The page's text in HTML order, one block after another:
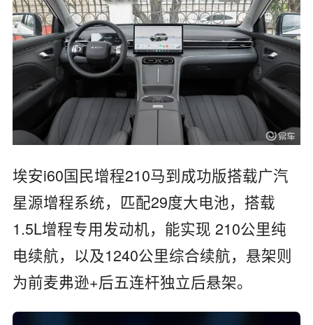
埃安i60国民增程210马到成功版搭载广汽
星源增程系统，匹配29度大电池，搭载
1.5L增程专用发动机，能实现 210公里纯
电续航，以及1240公里综合续航，悬架则
为前麦弗逊+后五连杆独立后悬架。